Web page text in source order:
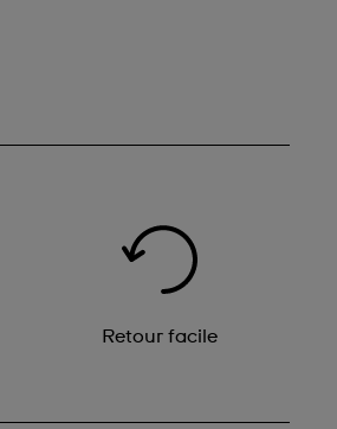
Retour facile